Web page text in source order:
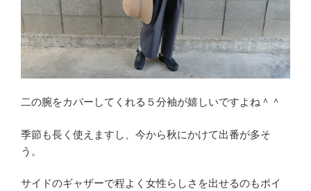
二の腕をカバーしてくれる５分袖が嬉しいですよね＾＾
季節も長く使えますし、今から秋にかけて出番が多そ
う。
サイドのギャザーで程よく女性らしさを出せるのもポイ